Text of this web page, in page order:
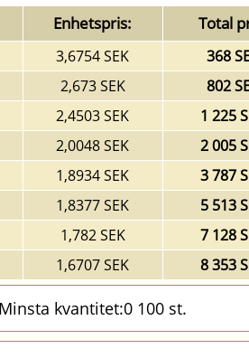
Enhetspris: Total
3,6754 SEK
368
2,673 SEK
802
2,4503 SEK
1 225
2,0048 SEK
2 005
1,8934 SEK
3 787
1,8377 SEK
5 513
1,782 SEK
7 128
1,6707 SEK 8 353
Minsta kvantitet:0 100 st.